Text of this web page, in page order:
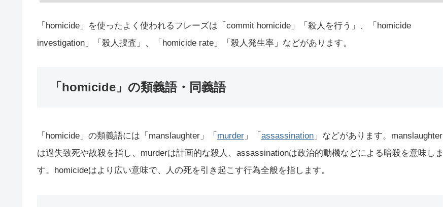
「homicide」を使ったよく使われるフレーズは「commit homicide」「殺人を行う」、「homicide
investigation」「殺人捜査」、「homicide rate」「殺人発生率」などがあります。
「homicide」の類義語・同義語
「homicide」の類義語には「manslaughter」「 murder 」「 assassination 」などがあります。manslaughter
は過失致死や故殺を指し、murderは計画的な殺人、assassinationは政治的動機などによる暗殺を意味しま
す。homicideはより広い意味で、人の死を引き起こす行為全般を指します。